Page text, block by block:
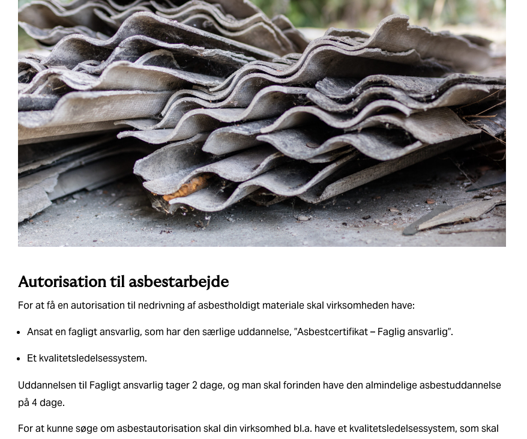
Autorisation til asbestarbejde
For at få en autorisation til nedrivning af asbestholdigt materiale skal virksomheden have:
Ansat en fagligt ansvarlig, som har den særlige uddannelse, ”Asbestcertifikat – Faglig ansvarlig”.
Et kvalitetsledelsessystem.
Uddannelsen til Fagligt ansvarlig tager 2 dage, og man skal forinden have den almindelige asbestuddannelse
på 4 dage.
For at kunne søge om asbestautorisation skal din virksomhed bl.a. have et kvalitetsledelsessystem, som skal